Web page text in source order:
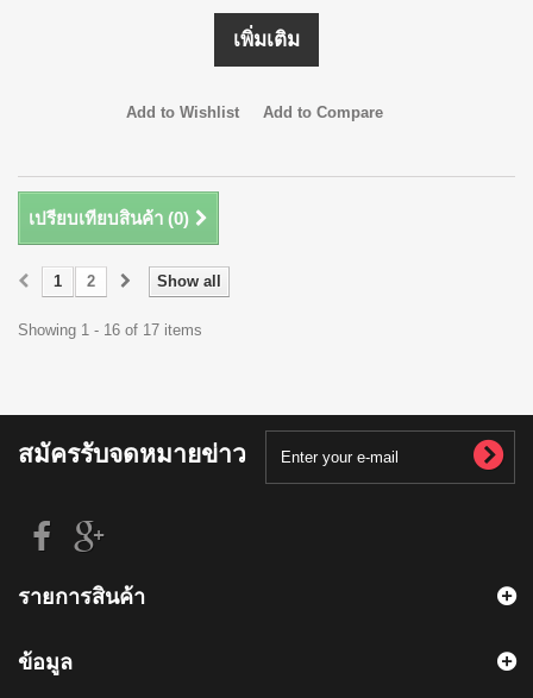
เพิ่มเติม
Add to Wishlist Add to Compare
เปรียบเทียบสินค้า (0)
Show all
1 2
Showing 1 - 16 of 17 items
สมัครรับจดหมายข่าว
รายการสินค้า
ข้อมูล